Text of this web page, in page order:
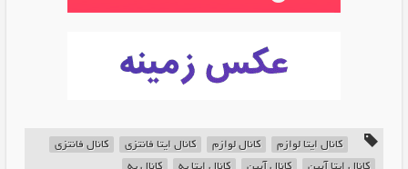
کانال ایتا لوازم کانال لوازم کانال ایتا فانتزی
کانال فانتزی